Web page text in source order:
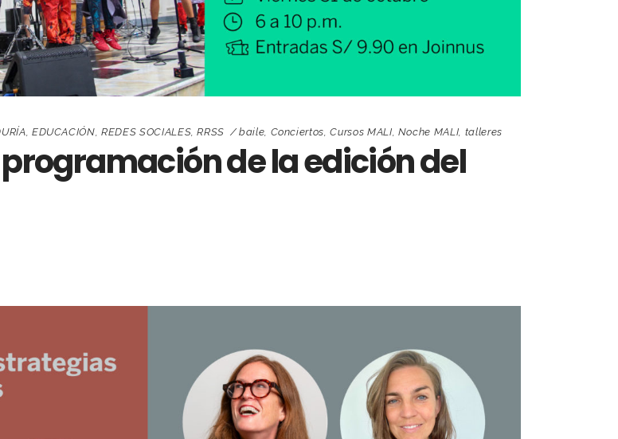
EDUCACIÓN ,REDES SOCIALES ,RRSS baile Conciertos ,Cursos MALI Noche MALI talleres
programación de la edición del